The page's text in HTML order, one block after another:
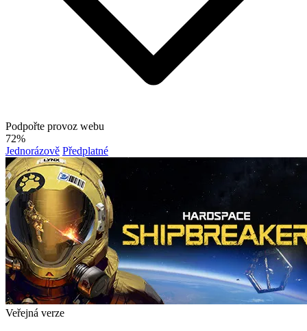
Podpořte provoz webu
72%
Jednorázově Předplatné
Veřejná verze